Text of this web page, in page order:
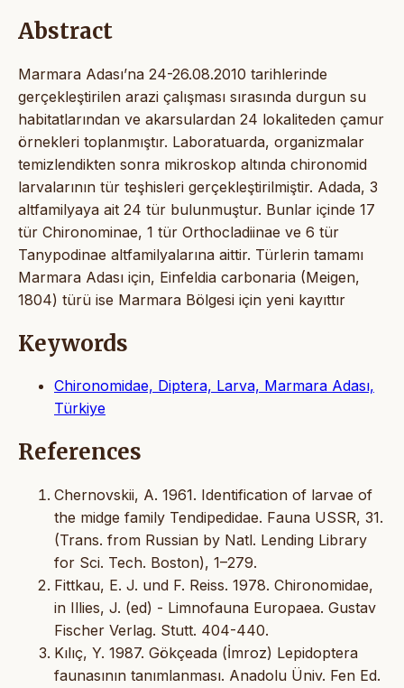
Abstract
Marmara Adası’na 24-26.08.2010 tarihlerinde
gerçekleştirilen arazi çalışması sırasında durgun su
habitatlarından ve akarsulardan 24 lokaliteden çamur
örnekleri toplanmıştır. Laboratuarda, organizmalar
temizlendikten sonra mikroskop altında chironomid
larvalarının tür teşhisleri gerçekleştirilmiştir. Adada, 3
altfamilyaya ait 24 tür bulunmuştur. Bunlar içinde 17
tür Chironominae, 1 tür Orthocladiinae ve 6 tür
Tanypodinae altfamilyalarına aittir. Türlerin tamamı
Marmara Adası için, Einfeldia carbonaria (Meigen,
1804) türü ise Marmara Bölgesi için yeni kayıttır
Keywords
Chironomidae, Diptera, Larva, Marmara Adası,
Türkiye
References
Chernovskii, A. 1961. Identification of larvae of
the midge family Tendipedidae. Fauna USSR, 31.
(Trans. from Russian by Natl. Lending Library
for Sci. Tech. Boston), 1–279.
Fittkau, E. J. und F. Reiss. 1978. Chironomidae,
in Illies, J. (ed) - Limnofauna Europaea. Gustav
Fischer Verlag. Stutt. 404-440.
Kılıç, Y. 1987. Gökçeada (İmroz) Lepidoptera
faunasının tanımlanması. Anadolu Üniv. Fen Ed.